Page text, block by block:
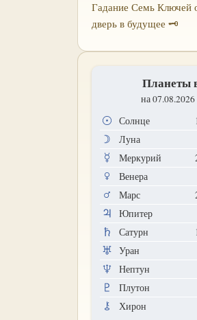
Гадание Семь Ключей
дверь в будущее 🗝
Планеты
на
Солнце
Луна
Меркурий
Венера
Марс
Юпитер
Сатурн
Уран
Нептун
Плутон
Хирон